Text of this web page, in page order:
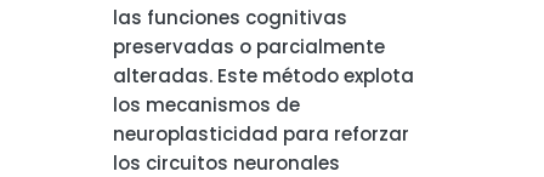
las funciones cognitivas
preservadas o parcialmente
alteradas. Este método explota
los mecanismos de
neuroplasticidad para reforzar
los circuitos neuronales